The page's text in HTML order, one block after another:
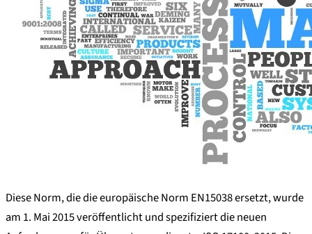
Diese Norm, die die europäische Norm EN15038 ersetzt, wurde
am 1. Mai 2015 veröffentlicht und spezifiziert die neuen